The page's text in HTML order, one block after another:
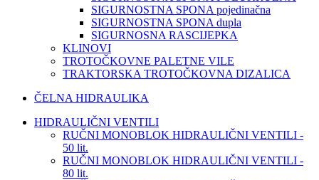
SIGURNOSTNA SPONA pojedinačna
SIGURNOSTNA SPONA dupla
SIGURNOSNA RASCIJEPKA
KLINOVI
TROTOČKOVNE PALETNE VILE
TRAKTORSKA TROTOČKOVNA DIZALICA
ČELNA HIDRAULIKA
HIDRAULIČNI VENTILI
RUČNI MONOBLOK HIDRAULIČNI VENTILI -
50 lit.
RUČNI MONOBLOK HIDRAULIČNI VENTILI -
80 lit.